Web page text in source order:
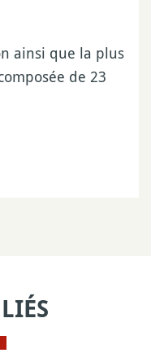
ainsi que la plus
de 23